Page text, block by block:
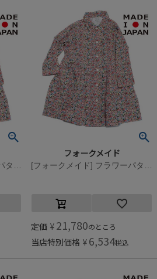
[フォークメイド] フラワーパターンワンピース フラワーレッド
フォークメイド
[フォークメイド] フラワーパターンワンピース フラワーレッド
定価 ¥ 21,780のところ
当店特別価格 ¥ 6,534税込